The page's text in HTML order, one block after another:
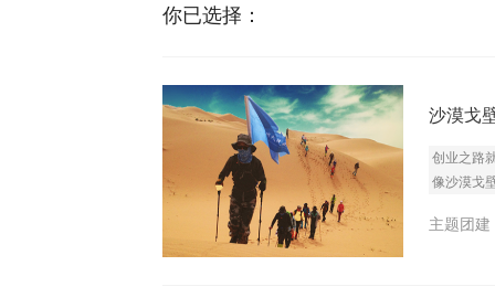
你已选择：
沙漠戈
创业之路
像沙漠戈
主题团